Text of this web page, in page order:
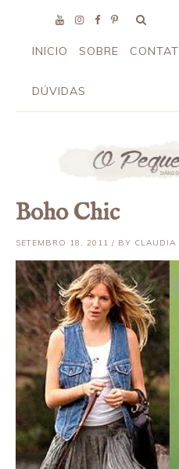
INICIO SOBRE
DÚVIDAS
Boho Chic
SETEMBRO 18, 2011 / BY CLAUDIA